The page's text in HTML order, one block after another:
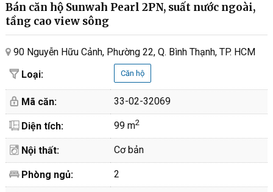
Bán căn hộ Sunwah Pearl 2PN, suất nước ngoài,
tầng cao view sông
90 Nguyễn Hữu Cảnh, Phường 22, Q. Bình Thạnh, TP. HCM
Loại:
Căn hộ
Mã căn: 33-02-32069
Diện tích: 99 m2
Nội thất: Cơ bản
Phòng ngủ: 2